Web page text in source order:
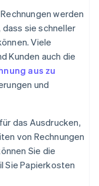
werden
sie schneller
Viele
Kunden auch die
aus zu
und
das Ausdrucken,
von Rechnungen
Sie die
Sie Papierkosten